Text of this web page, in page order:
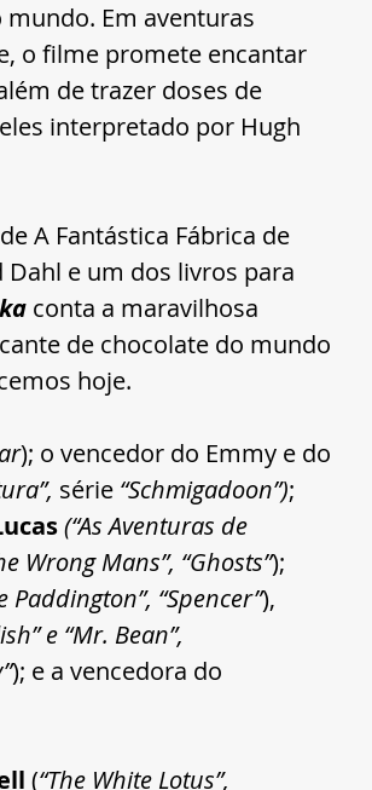
Em aventuras
o filme promete encantar
de trazer doses de
interpretado por Hugh
A Fantástica Fábrica de
e um dos livros para
conta a maravilhosa
de chocolate do mundo
hoje.
); o vencedor do Emmy e do
série “Schmigadoon”);
(“As Aventuras de
Wrong Mans”, “Ghosts”);
Paddington”, “Spencer”),
e “Mr. Bean”,
); e a vencedora do
(“The White Lotus”,